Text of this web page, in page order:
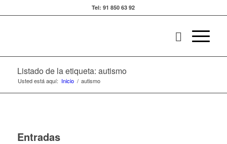
Tel: 91 850 63 92
Listado de la etiqueta: autismo
Usted está aquí: Inicio / autismo
Entradas